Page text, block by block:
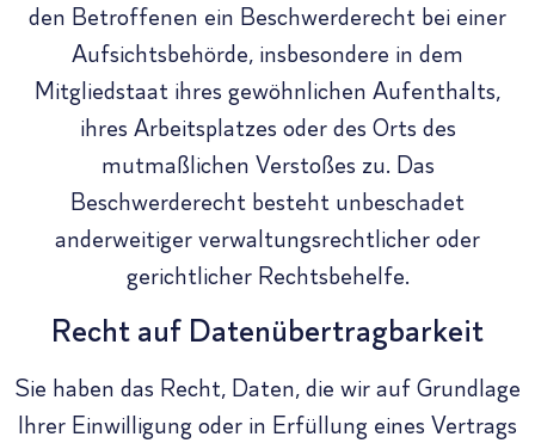
den Betroffenen ein Beschwerderecht bei einer
Aufsichtsbehörde, insbesondere in dem
Mitgliedstaat ihres gewöhnlichen Aufenthalts,
ihres Arbeitsplatzes oder des Orts des
mutmaßlichen Verstoßes zu. Das
Beschwerderecht besteht unbeschadet
anderweitiger verwaltungsrechtlicher oder
gerichtlicher Rechtsbehelfe.
Recht auf Daten­übertrag­barkeit
Sie haben das Recht, Daten, die wir auf Grundlage
Ihrer Einwilligung oder in Erfüllung eines Vertrags